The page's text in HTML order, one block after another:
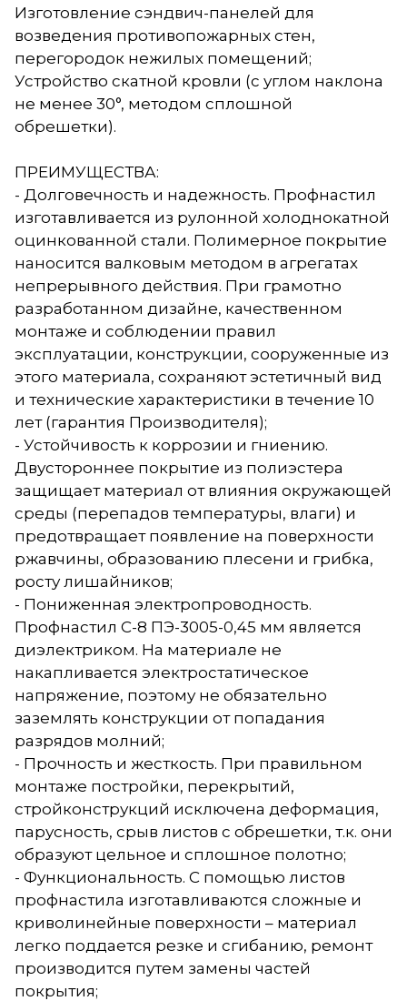
Изготовление сэндвич-панелей для
возведения противопожарных стен,
перегородок нежилых помещений;
Устройство скатной кровли (с углом наклона
не менее 30°, методом сплошной
обрешетки).
ПРЕИМУЩЕСТВА:
- Долговечность и надежность. Профнастил
изготавливается из рулонной холоднокатной
оцинкованной стали. Полимерное покрытие
наносится валковым методом в агрегатах
непрерывного действия. При грамотно
разработанном дизайне, качественном
монтаже и соблюдении правил
эксплуатации, конструкции, сооруженные из
этого материала, сохраняют эстетичный вид
и технические характеристики в течение 10
лет (гарантия Производителя);
- Устойчивость к коррозии и гниению.
Двустороннее покрытие из полиэстера
защищает материал от влияния окружающей
среды (перепадов температуры, влаги) и
предотвращает появление на поверхности
ржавчины, образованию плесени и грибка,
росту лишайников;
- Пониженная электропроводность.
Профнастил С-8 ПЭ-3005-0,45 мм является
диэлектриком. На материале не
накапливается электростатическое
напряжение, поэтому не обязательно
заземлять конструкции от попадания
разрядов молний;
- Прочность и жесткость. При правильном
монтаже постройки, перекрытий,
стройконструкций исключена деформация,
парусность, срыв листов с обрешетки, т.к. они
образуют цельное и сплошное полотно;
- Функциональность. С помощью листов
профнастила изготавливаются сложные и
криволинейные поверхности – материал
легко поддается резке и сгибанию, ремонт
производится путем замены частей
покрытия;